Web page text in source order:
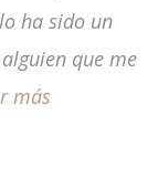
ha sido un
que me
más